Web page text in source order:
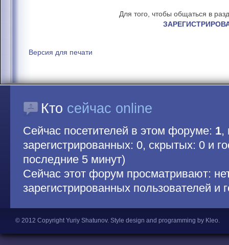
Для того, чтобы общаться в
Версия для печати
Кто сейчас online
Сейчас посетителей в этом форуме: 1,
зарегистрированных: 0, скрытых: 0 и
последние 5 минут)
Сейчас этот форум просматривают:
зарегистрированных пользователей и
© 2012 Copyright Yuriy Shatunov. Style design and programming by Kleo.